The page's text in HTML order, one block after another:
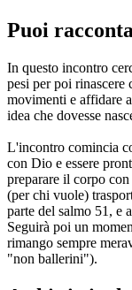
Puoi
In questo incontro
pesi per poi
movimenti e affidare
idea che dovesse
L'incontro comincia
con Dio e essere
preparare il corpo
(per chi vuole)
parte del salmo 51, e
Seguirà poi un
rimango sempre
"non ballerini").